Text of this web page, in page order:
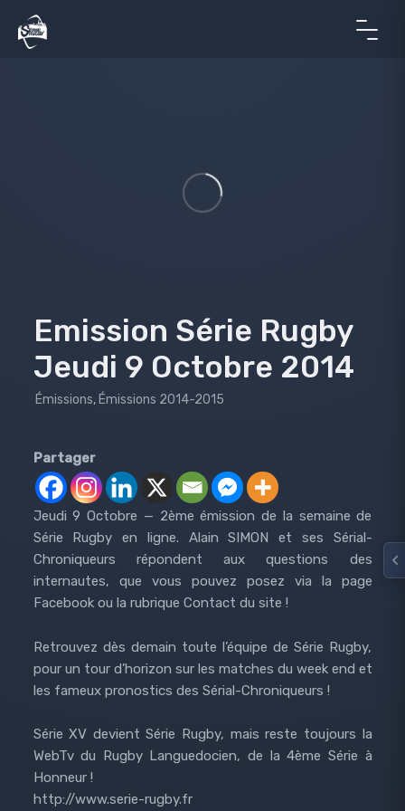
Emission Série Rugby
Jeudi 9 Octobre 2014
Émissions, Émissions 2014-2015
Partager
Jeudi 9 Octobre — 2ème émission de la semaine de
Série Rugby en ligne. Alain SIMON et ses Sérial-
Chroniqueurs répondent aux questions des
internautes, que vous pouvez posez via la page
Facebook ou la rubrique Contact du site !
Retrouvez dès demain toute l’équipe de Série Rugby,
pour un tour d’horizon sur les matches du week end et
les fameux pronostics des Sérial-Chroniqueurs !
Série XV devient Série Rugby, mais reste toujours la
WebTv du Rugby Languedocien, de la 4ème Série à
Honneur !
http://www.serie-rugby.fr